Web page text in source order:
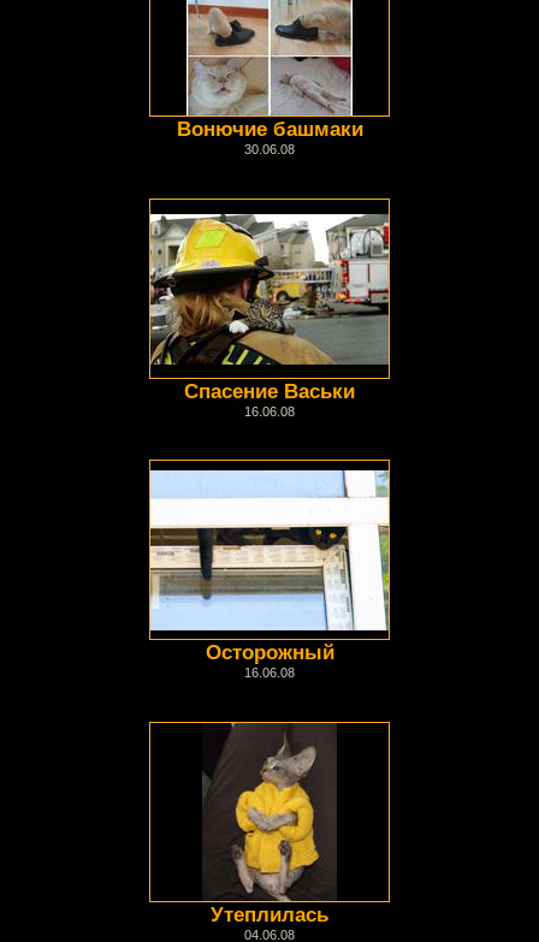
Вонючие башмаки
30.06.08
Спасение Васьки
16.06.08
Осторожный
16.06.08
Утеплилась
04.06.08